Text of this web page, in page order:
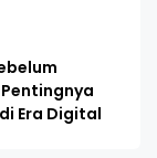
Era Digital